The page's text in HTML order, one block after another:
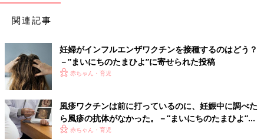
て受けられるようになっています」
「先にも触れたように、インフルエンザワクチンは、製造の際、
ウイルスを増殖させるためにニワトリの受精卵を使います。そこ
で、微量ではあるものの、卵の成分がワクチンの中に含まれるこ
とは確かです。しかし、卵の成分はごく微量なため、卵アレルギ
ーのある赤ちゃんでも接種は可能です。とはいえ心配な場合は、
主治医に相談のうえ、接種するといいでしょう」
関連記事
妊婦がインフルエンザワクチンを接種するのはどう？
－”まいにちのたまひよ”に寄せられた投稿
赤ちゃん・育児
風疹ワクチンは前に打っているのに、妊娠中に調べた
ら風疹の抗体がなかった。－”まいにちのたまひよ”の
体験談
赤ちゃん・育児